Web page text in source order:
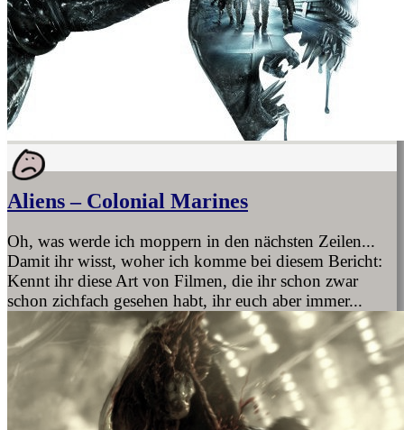
Aliens – Colonial Marines
Oh, was werde ich moppern in den nächsten Zeilen...
Damit ihr wisst, woher ich komme bei diesem Bericht:
Kennt ihr diese Art von Filmen, die ihr schon zwar
schon zichfach gesehen habt, ihr euch aber immer...